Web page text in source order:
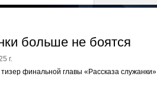
больше не боятся
г.
финальной главы «Рассказа служанки»